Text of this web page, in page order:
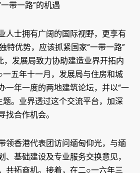
带一路”的机遇
人士拥有广阔的国际视野，更享有
特优势，应该抓紧国家“一带一路”
，发展局致力协助建造业界开拓内
五年十一月，发展局与住房和城
一年一度的两地建筑论坛，并以“一
题。业界透过这个交流平台，加深
找合作机会。
领香港代表团访问缅甸仰光，与缅
、基础建设及专业服务交换意见，
共拓商机。接着，在二○一六年三